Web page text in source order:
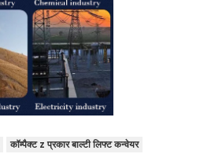
कॉम्पैक्ट z प्रकार बाल्टी लिफ्ट कन्वेयर